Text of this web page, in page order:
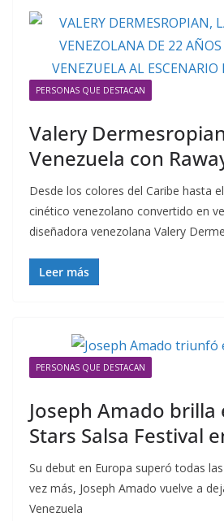
PERSONAS QUE DESTACAN
Valery
Venezuela con
Desde los colores del Caribe hasta
cinético venezolano convertido en
diseñadora venezolana Valery
Leer más
PERSONAS QUE DESTACAN
Joseph Amado brilla
Stars Salsa Festival
Su debut en Europa superó todas
vez más, Joseph Amado vuelve a
Venezuela